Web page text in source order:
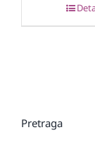
Pretraga